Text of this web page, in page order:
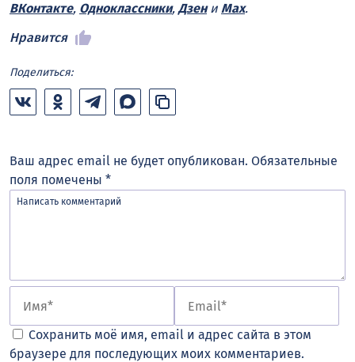
ВКонтакте, Одноклассники, Дзени Max.
Нравится
Поделиться:
Ваш адрес email не будет опубликован. Обязательные
поля помечены *
Сохранить моё имя, email и адрес сайта в этом
браузере для последующих моих комментариев.